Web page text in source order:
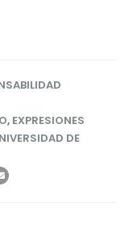
, EXPRESIONES
DE